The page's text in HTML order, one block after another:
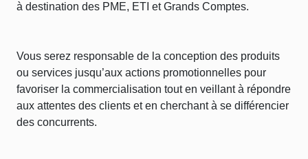
à destination des PME, ETI et Grands Comptes.
Vous serez responsable de la conception des produits
ou services jusqu’aux actions promotionnelles pour
favoriser la commercialisation tout en veillant à répondre
aux attentes des clients et en cherchant à se différencier
des concurrents.